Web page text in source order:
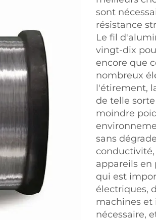
sont
résistance
Le fil
vingt-dix
encore que
nombreux
l'étirement,
de telle
moindre
sans
appareils en
qui est
électriques,
machines et
nécessaire,